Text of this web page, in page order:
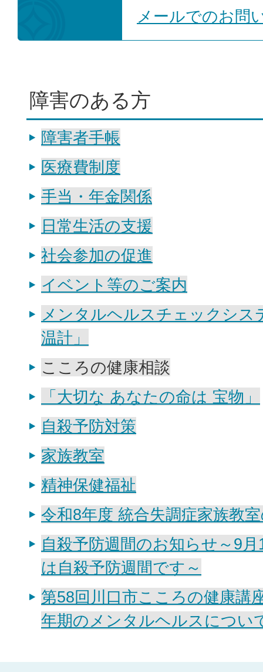
メールでのお問
障害のある方
障害者手帳
医療費制度
手当・年金関係
日常生活の支援
社会参加の促進
イベント等のご案内
メンタルヘルスチェックシス
温計」
こころの健康相談
「大切な あなたの命は 宝物」
自殺予防対策
家族教室
精神保健福祉
令和8年度 統合失調症家族教
自殺予防週間のお知らせ～9
は自殺予防週間です～
第58回川口市こころの健康講
年期のメンタルヘルスについ